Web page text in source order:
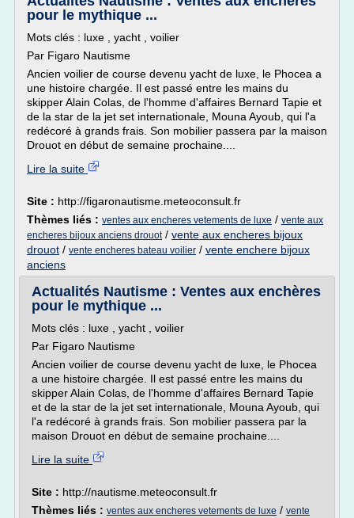
pour le mythique ...
Mots clés : luxe , yacht , voilier
Par Figaro Nautisme
Ancien voilier de course devenu yacht de luxe, le Phocea a
une histoire chargée. Il est passé entre les mains du
skipper Alain Colas, de l'homme d'affaires Bernard Tapie et
de la star de la jet set internationale, Mouna Ayoub, qui l'a
redécoré à grands frais. Son mobilier passera par la maison
Drouot en début de semaine prochaine....
Lire la suite
Site : http://figaronautisme.meteoconsult.fr
Thèmes liés : ventes aux encheres vetements de luxe / vente aux
encheres bijoux anciens drouot/ vente aux encheres bijoux
drouot / vente encheres bateau voilier / vente enchere bijoux
anciens
Actualités Nautisme : Ventes aux enchères
pour le mythique ...
Mots clés : luxe , yacht , voilier
Par Figaro Nautisme
Ancien voilier de course devenu yacht de luxe, le Phocea
a une histoire chargée. Il est passé entre les mains du
skipper Alain Colas, de l'homme d'affaires Bernard Tapie
et de la star de la jet set internationale, Mouna Ayoub, qui
l'a redécoré à grands frais. Son mobilier passera par la
maison Drouot en début de semaine prochaine....
Lire la suite
Site : http://nautisme.meteoconsult.fr
Thèmes liés : ventes aux encheres vetements de luxe / vente